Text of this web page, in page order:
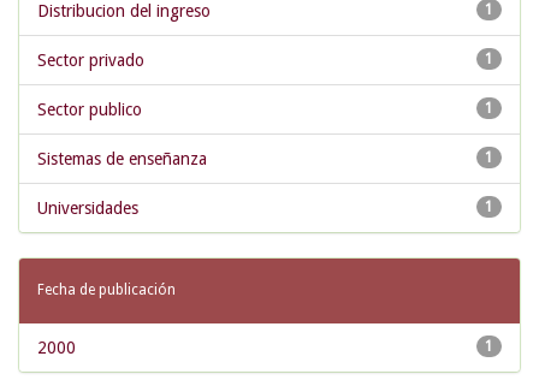
1
Distribucion del ingreso
1
Sector privado
1
Sector publico
1
Sistemas de enseñanza
1
Universidades
Fecha de publicación
1
2000